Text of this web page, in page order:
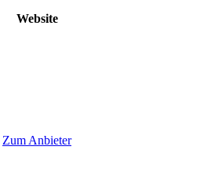
Website
Zum Anbieter